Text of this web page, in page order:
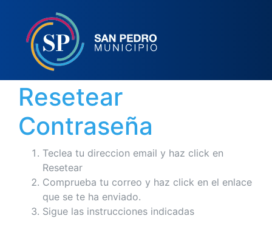
Resetear
Contraseña
Teclea tu direccion email y haz click en
Resetear
Comprueba tu correo y haz click en el enlace
que se te ha enviado.
Sigue las instrucciones indicadas